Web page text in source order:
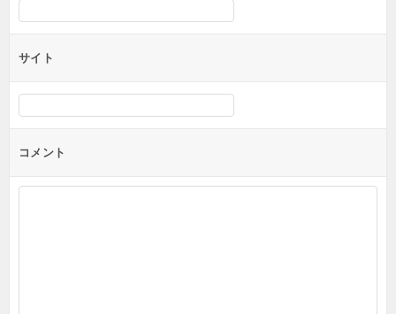
サイト
コメント